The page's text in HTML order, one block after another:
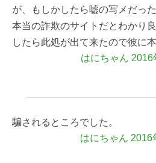
が、もしかしたら嘘の写メだった
本当の詐欺のサイトだとわかり
したら此処が出て来たので彼に
はにちゃん
騙されるところでした。
はにちゃん 2016